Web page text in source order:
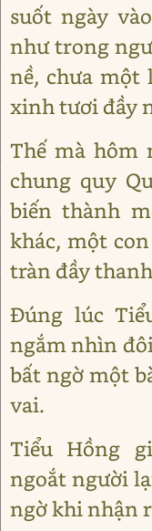
suốt ngày
như trong
nề, chưa
xinh tươi đầy
Thế mà hôm
chung quy
biến thành
khác, một
tràn đầy
Đúng lúc
ngắm nhìn
bất ngờ một
vai.
Tiểu Hồng
ngoắt người
ngờ khi nhận